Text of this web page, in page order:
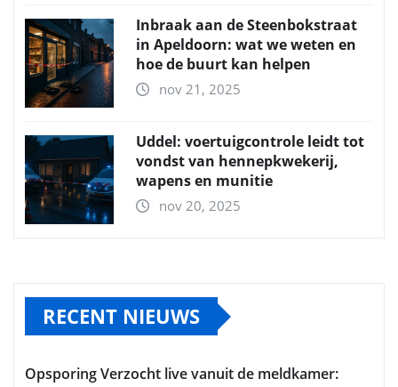
Inbraak aan de Steenbokstraat
in Apeldoorn: wat we weten en
hoe de buurt kan helpen
nov 21, 2025
Uddel: voertuigcontrole leidt tot
vondst van hennepkwekerij,
wapens en munitie
nov 20, 2025
RECENT NIEUWS
Opsporing Verzocht live vanuit de meldkamer: